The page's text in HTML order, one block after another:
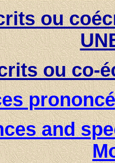
ou
ou co-
and